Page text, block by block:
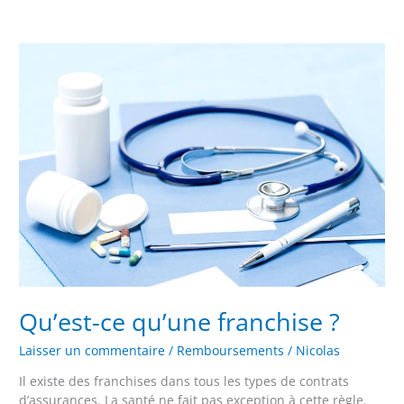
Qu’est-ce qu’une franchise ?
Laisser un commentaire / Remboursements / Nicolas
Il existe des franchises dans tous les types de contrats
d’assurances. La santé ne fait pas exception à cette règle.
franchise